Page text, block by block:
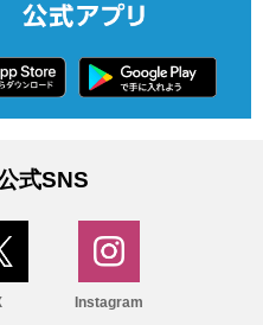
式SNS
Instagram